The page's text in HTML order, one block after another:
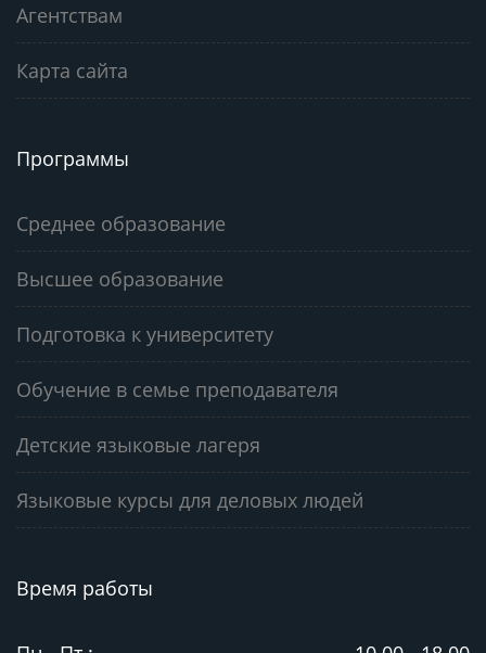
Агентствам
Карта сайта
Программы
Среднее образование
Высшее образование
Подготовка к университету
Обучение в семье преподавателя
Детские языковые лагеря
Языковые курсы для деловых людей
Время работы